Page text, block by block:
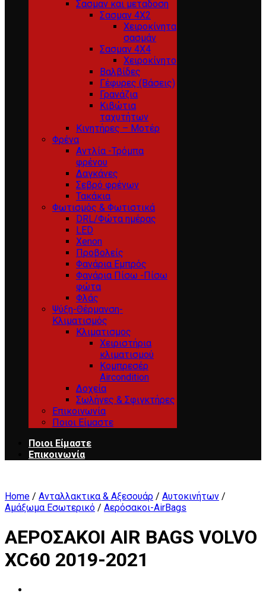
Σασμαν και μεταδοση
Σασμαν 4Χ2
Χειροκίνητα
σασμάν
Σασμαν 4Χ4
Χειροκίνητο
Βαλβίδες
Γέφυρες (Βάσεις)
Γρανάζια
Κιβώτια
ταχυτήτων
Κινητήρες – Μοτέρ
Φρένα
Αντλία -Τρόμπα
φρένου
Δαγκάνες
Σεβρό φρένων
Τακάκια
Φωτισμός & Φωτιστικά
DRL/Φώτα ημέρας
LED
Xenon
Προβολείς
Φανάρια Εμπρός
Φανάρια Πίσω -Πίσω
φώτα
Φλάς
Ψύξη-Θέρμανση-
Κλιματισμός
Κλιματισμος
Χειριστήρια
κλιματισμού
Κομπρεσέρ
Aircondition
Δοχεία
Σωλήνες & Σφιγκτήρες
Επικοινωνία
Ποιοι Είμαστε
Ποιοι Είμαστε
Επικοινωνία
Home / Ανταλλακτικα & Αξεσουάρ / Αυτοκινήτων /
Αμάξωμα Εσωτερικό / Αερόσακοι-AirBags
ΑΕΡΟΣΑΚΟΙ AIR BAGS VOLVO
XC60 2019-2021